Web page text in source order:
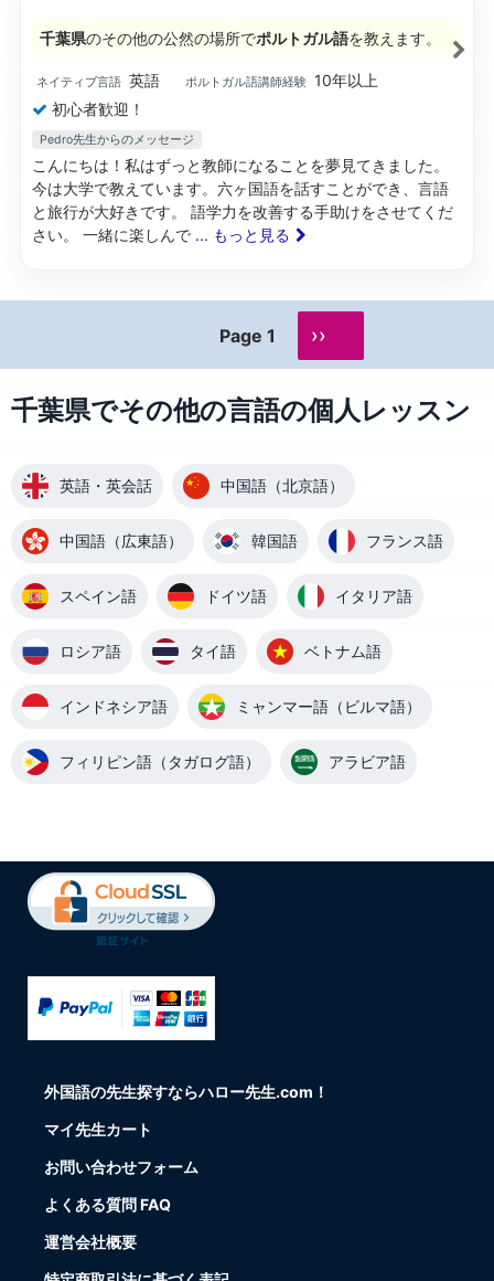
千葉県のその他の公然の場所でポルトガル語を教えます。
ネイティブ言語 英語 ポルトガル語講師経験 10年以上
初心者歓迎！
Pedro先生からのメッセージ
こんにちは！私はずっと教師になることを夢見てきました。
今は大学で教えています。六ヶ国語を話すことができ、言語
と旅行が大好きです。 語学力を改善する手助けをさせてくだ
さい。 一緒に楽しんで ... もっと見る
Page 1 ››
千葉県でその他の言語の個人レッスン
英語・英会話 中国語（北京語）
中国語（広東語） 韓国語 フランス語
スペイン語 ドイツ語 イタリア語
ロシア語 タイ語 ベトナム語
インドネシア語 ミャンマー語（ビルマ語）
フィリピン語（タガログ語） アラビア語
外国語の先生探すならハロー先生.com！
マイ先生カート
お問い合わせフォーム
よくある質問 FAQ
運営会社概要